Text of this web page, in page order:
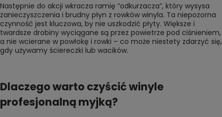
Następnie do akcji wkracza ramię “odkurzacza”, który wysysa
zanieczyszczenia i brudny płyn z rowków winyla. Ta niepozorna
czynność jest kluczowa, by nie uszkodzić płyty. Większe i
twardsze drobiny wyciągane są przez powietrze pod ciśnieniem,
a nie wcierane w powłokę i rowki – co może niestety zdarzyć się,
gdy używamy ściereczki lub wacików.
Dlaczego warto czyścić winyle
profesjonalną myjką?